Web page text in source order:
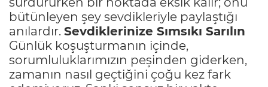
bütünleyen şey sevdikleriyle paylaştığı
anılardır. Sevdiklerinize Sımsıkı Sarılın
Günlük koşuşturmanın içinde,
sorumluluklarımızın peşinden giderken,
zamanın nasıl geçtiğini çoğu kez fark